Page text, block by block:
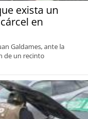
exista un
en
Galdames, ante la
de un recinto